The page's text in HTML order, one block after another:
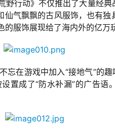
行动》不仅推出了大量经
仙气飘飘的古风服饰，也有
服饰展现给了海内外的亿万
在游戏中加入“接地气”的
置成了“防水补漏”的广告语